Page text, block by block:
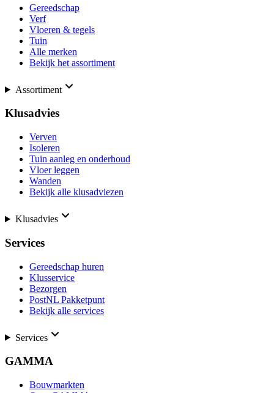
Gereedschap
Verf
Vloeren & tegels
Tuin
Alle merken
Bekijk het assortiment
Assortiment
Klusadvies
Verven
Isoleren
Tuin aanleg en onderhoud
Vloer leggen
Wanden
Bekijk alle klusadviezen
Klusadvies
Services
Gereedschap huren
Klusservice
Bezorgen
PostNL Pakketpunt
Bekijk alle services
Services
GAMMA
Bouwmarkten